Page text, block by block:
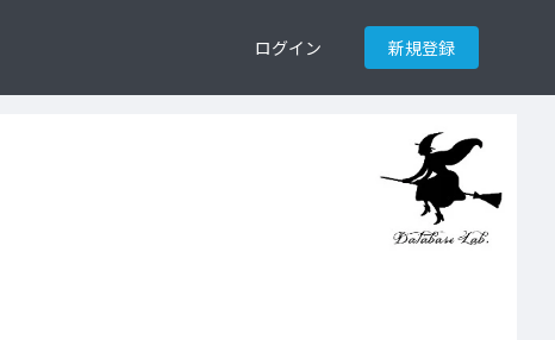
ログイン 新規登録